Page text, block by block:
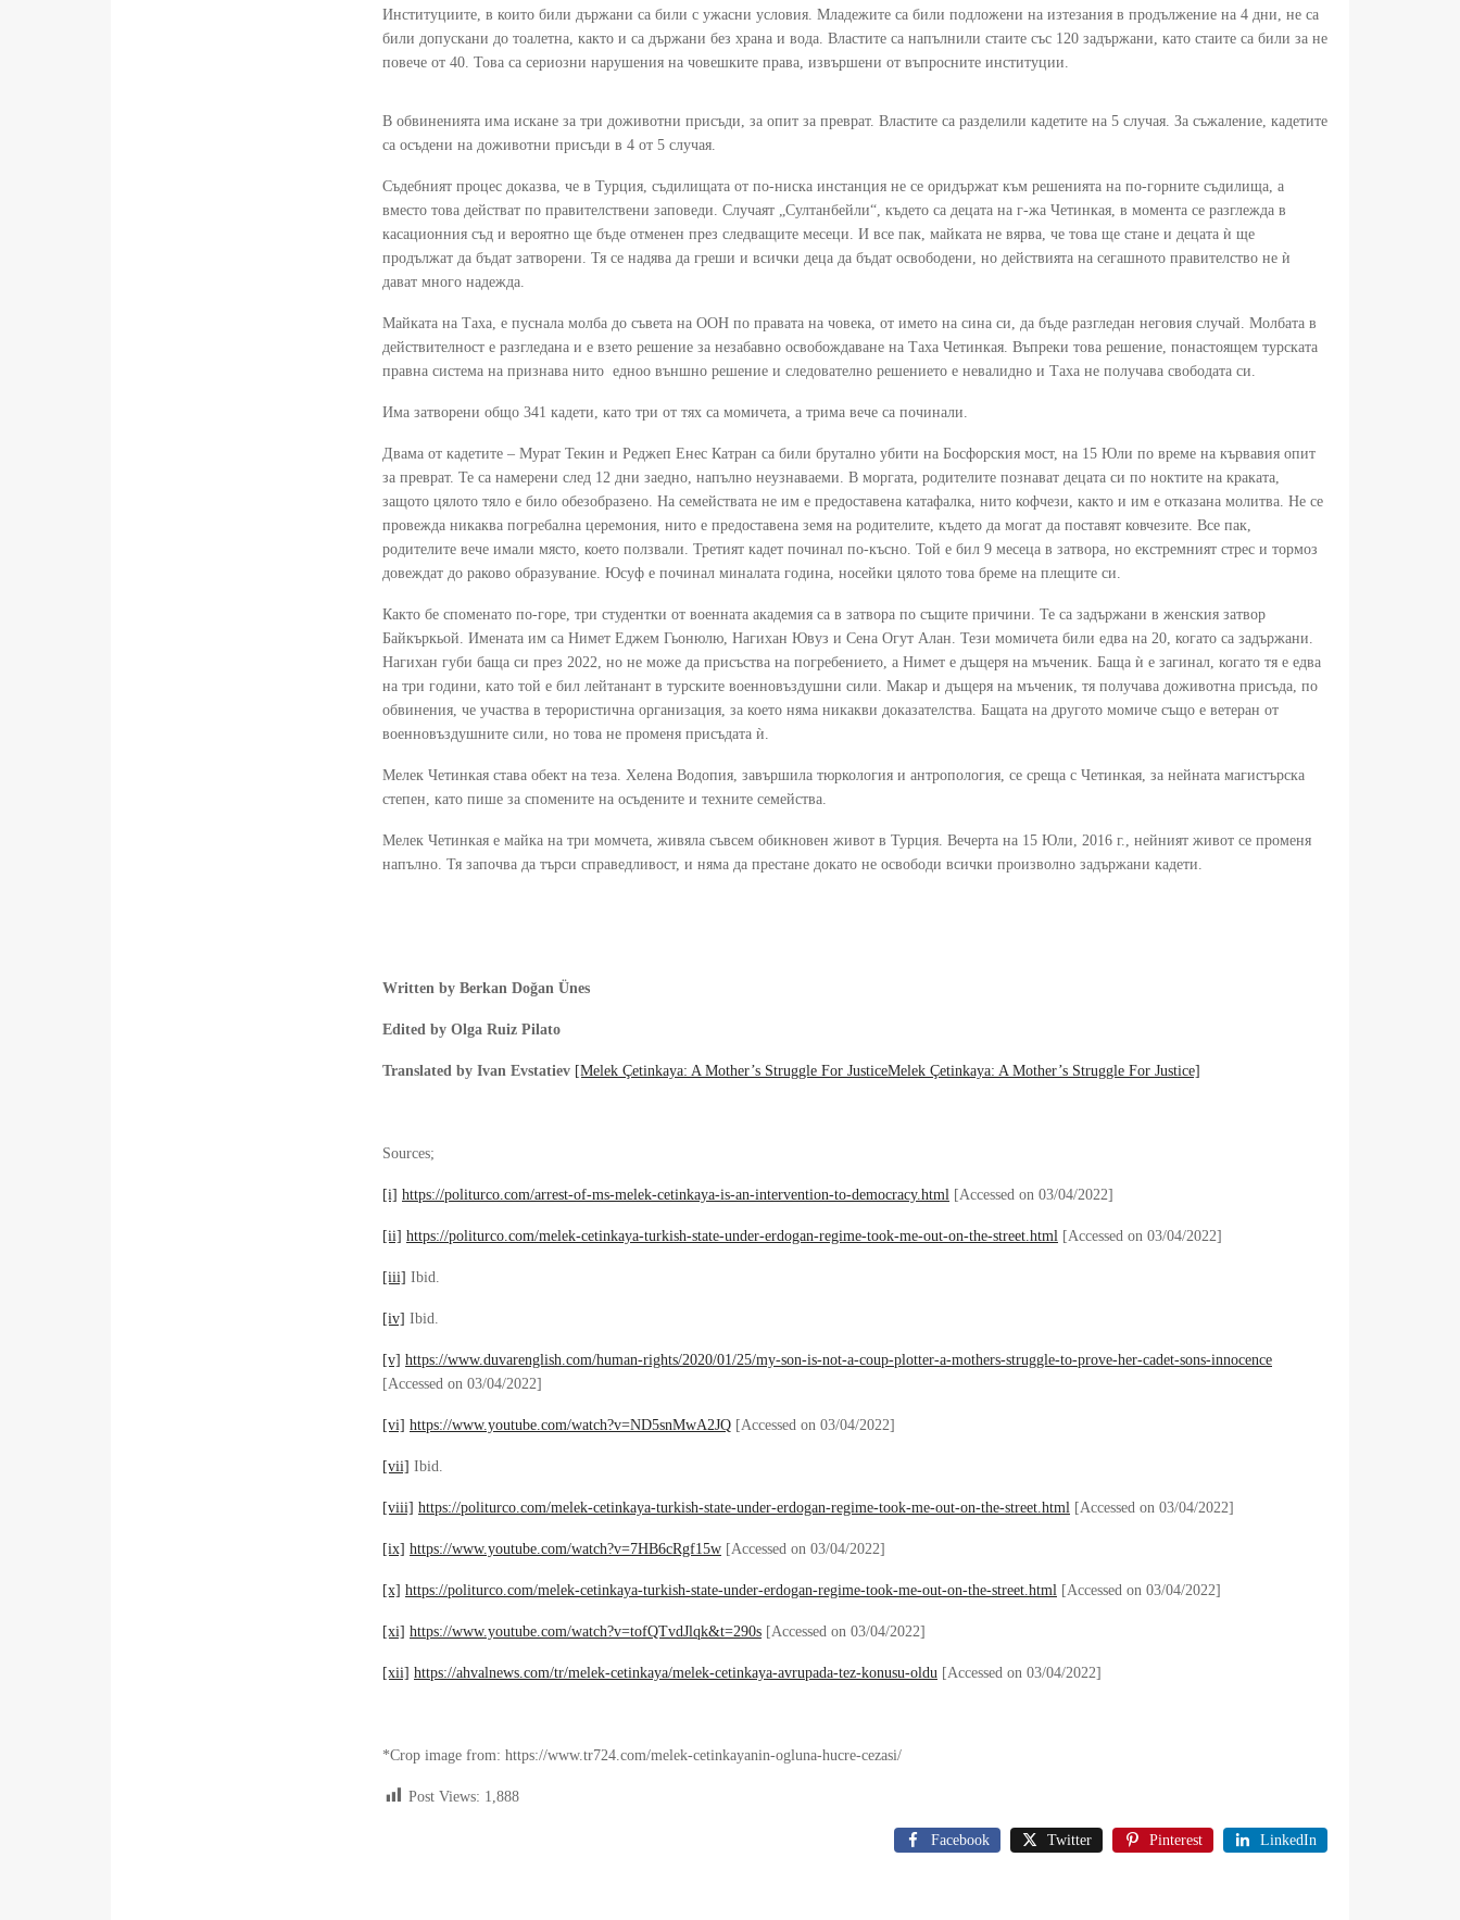
Институциите, в които били държани са били с ужасни условия. Младежите са били подложени на изтезания в продължение на 4 дни, не са
били допускани до тоалетна, както и са държани без храна и вода. Властите са напълнили стаите със 120 задържани, като стаите са били за не
повече от 40. Това са сериозни нарушения на човешките права, извършени от въпросните институции.
В обвиненията има искане за три доживотни присъди, за опит за преврат. Властите са разделили кадетите на 5 случая. За съжаление, кадетите
са осъдени на доживотни присъди в 4 от 5 случая.
Съдебният процес доказва, че в Турция, съдилищата от по-ниска инстанция не се оридържат към решенията на по-горните съдилища, а
вместо това действат по правителствени заповеди. Случаят „Султанбейли“, където са децата на г-жа Четинкая, в момента се разглежда в
касационния съд и вероятно ще бъде отменен през следващите месеци. И все пак, майката не вярва, че това ще стане и децата ѝ ще
продължат да бъдат затворени. Тя се надява да греши и всички деца да бъдат освободени, но действията на сегашното правителство не ѝ
дават много надежда.
Майката на Таха, е пуснала молба до съвета на ООН по правата на човека, от името на сина си, да бъде разгледан неговия случай. Молбата в
действителност е разгледана и е взето решение за незабавно освобождаване на Таха Четинкая. Въпреки това решение, понастоящем турската
правна система на признава нито едноо външно решение и следователно решението е невалидно и Таха не получава свободата си.
Има затворени общо 341 кадети, като три от тях са момичета, а трима вече са починали.
Двама от кадетите – Мурат Текин и Реджеп Енес Катран са били брутално убити на Босфорския мост, на 15 Юли по време на кървавия опит
за преврат. Те са намерени след 12 дни заедно, напълно неузнаваеми. В моргата, родителите познават децата си по ноктите на краката,
защото цялото тяло е било обезобразено. На семействата не им е предоставена катафалка, нито кофчези, както и им е отказана молитва. Не се
провежда никаква погребална церемония, нито е предоставена земя на родителите, където да могат да поставят ковчезите. Все пак,
родителите вече имали място, което ползвали. Третият кадет починал по-късно. Той е бил 9 месеца в затвора, но екстремният стрес и тормоз
довеждат до раково образувание. Юсуф е починал миналата година, носейки цялото това бреме на плещите си.
Както бе споменато по-горе, три студентки от военната академия са в затвора по същите причини. Те са задържани в женския затвор
Байкъркьой. Имената им са Нимет Еджем Гьонюлю, Нагихан Ювуз и Сена Огут Алан. Тези момичета били едва на 20, когато са задържани.
Нагихан губи баща си през 2022, но не може да присъства на погребението, а Нимет е дъщеря на мъченик. Баща ѝ е загинал, когато тя е едва
на три години, като той е бил лейтанант в турските военновъздушни сили. Макар и дъщеря на мъченик, тя получава доживотна присъда, по
обвинения, че участва в терористична организация, за което няма никакви доказателства. Бащата на другото момиче също е ветеран от
военновъздушните сили, но това не променя присъдата ѝ.
Мелек Четинкая става обект на теза. Хелена Водопия, завършила тюркология и антропология, се среща с Четинкая, за нейната магистърска
степен, като пише за спомените на осъдените и техните семейства.
Мелек Четинкая е майка на три момчета, живяла съвсем обикновен живот в Турция. Вечерта на 15 Юли, 2016 г., нейният живот се променя
напълно. Тя започва да търси справедливост, и няма да престане докато не освободи всички произволно задържани кадети.
Written by Berkan Doğan Ünes
Edited by Olga Ruiz Pilato
Translated by Ivan Evstatiev [Melek Çetinkaya: A Mother’s Struggle For JusticeMelek Çetinkaya: A Mother’s Struggle For Justice]
Sources;
[i] https://politurco.com/arrest-of-ms-melek-cetinkaya-is-an-intervention-to-democracy.html [Accessed on 03/04/2022]
[ii] https://politurco.com/melek-cetinkaya-turkish-state-under-erdogan-regime-took-me-out-on-the-street.html [Accessed on 03/04/2022]
[iii] Ibid.
[iv] Ibid.
[v] https://www.duvarenglish.com/human-rights/2020/01/25/my-son-is-not-a-coup-plotter-a-mothers-struggle-to-prove-her-cadet-sons-innocence
[Accessed on 03/04/2022]
[vi] https://www.youtube.com/watch?v=ND5snMwA2JQ [Accessed on 03/04/2022]
[vii] Ibid.
[viii] https://politurco.com/melek-cetinkaya-turkish-state-under-erdogan-regime-took-me-out-on-the-street.html [Accessed on 03/04/2022]
[ix] https://www.youtube.com/watch?v=7HB6cRgf15w [Accessed on 03/04/2022]
[x] https://politurco.com/melek-cetinkaya-turkish-state-under-erdogan-regime-took-me-out-on-the-street.html [Accessed on 03/04/2022]
[xi] https://www.youtube.com/watch?v=tofQTvdJlqk&t=290s [Accessed on 03/04/2022]
[xii] https://ahvalnews.com/tr/melek-cetinkaya/melek-cetinkaya-avrupada-tez-konusu-oldu [Accessed on 03/04/2022]
*Crop image from: https://www.tr724.com/melek-cetinkayanin-ogluna-hucre-cezasi/
Post Views: 1,888
Facebook Twitter Pinterest LinkedIn